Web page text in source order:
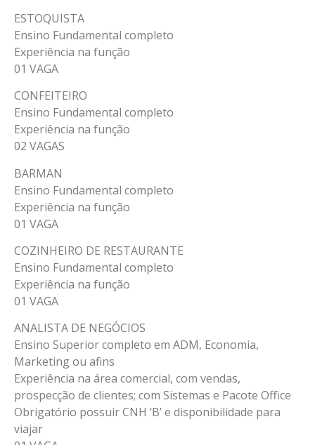
ESTOQUISTA
Ensino Fundamental completo
Experiência na função
01 VAGA
CONFEITEIRO
Ensino Fundamental completo
Experiência na função
02 VAGAS
BARMAN
Ensino Fundamental completo
Experiência na função
01 VAGA
COZINHEIRO DE RESTAURANTE
Ensino Fundamental completo
Experiência na função
01 VAGA
ANALISTA DE NEGÓCIOS
Ensino Superior completo em ADM, Economia,
Marketing ou afins
Experiência na área comercial, com vendas,
prospecção de clientes; com Sistemas e Pacote Office
Obrigatório possuir CNH ‘B’ e disponibilidade para
viajar